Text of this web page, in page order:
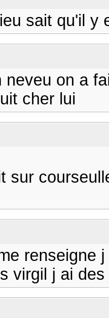
sait qu'il y
on a
cher lui
sur
renseigne
virgil j ai